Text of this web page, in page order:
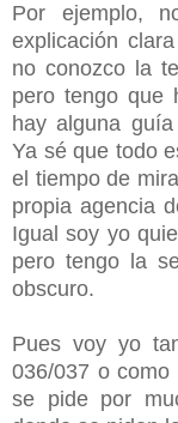
Por ejemplo,
explicación
no conozco la
pero tengo que
hay alguna
Ya sé que todo
el tiempo de
propia agencia
Igual soy yo
pero tengo la
obscuro.
Pues voy yo
036/037 o
se pide por